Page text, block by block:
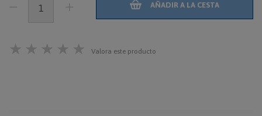
AÑADIR A LA CESTA
★ ★ ★ ★ ★ Valora este producto